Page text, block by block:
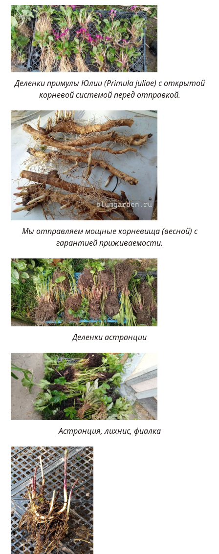
Деленки примулы Юлии (Primula juliae) с открытой
корневой системой перед отправкой.
Мы отправляем мощные корневища (весной) с
гарантией приживаемости.
Деленки астранции
Астранция, лихнис, фиалка